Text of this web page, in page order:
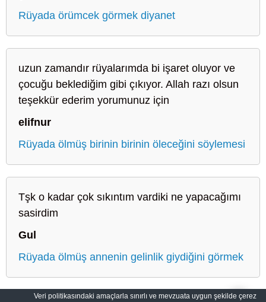
Rüyada örümcek görmek diyanet
uzun zamandır rüyalarımda bi işaret oluyor ve
çocuğu beklediğim gibi çıkıyor. Allah razı olsun
teşekkür ederim yorumunuz için
elifnur
Rüyada ölmüş birinin birinin öleceğini söylemesi
Tşk o kadar çok sıkıntım vardiki ne yapacağımı
sasirdim
Gul
Rüyada ölmüş annenin gelinlik giydiğini görmek
Veri politikasındaki amaçlarla sınırlı ve mevzuata uygun şekilde çerez